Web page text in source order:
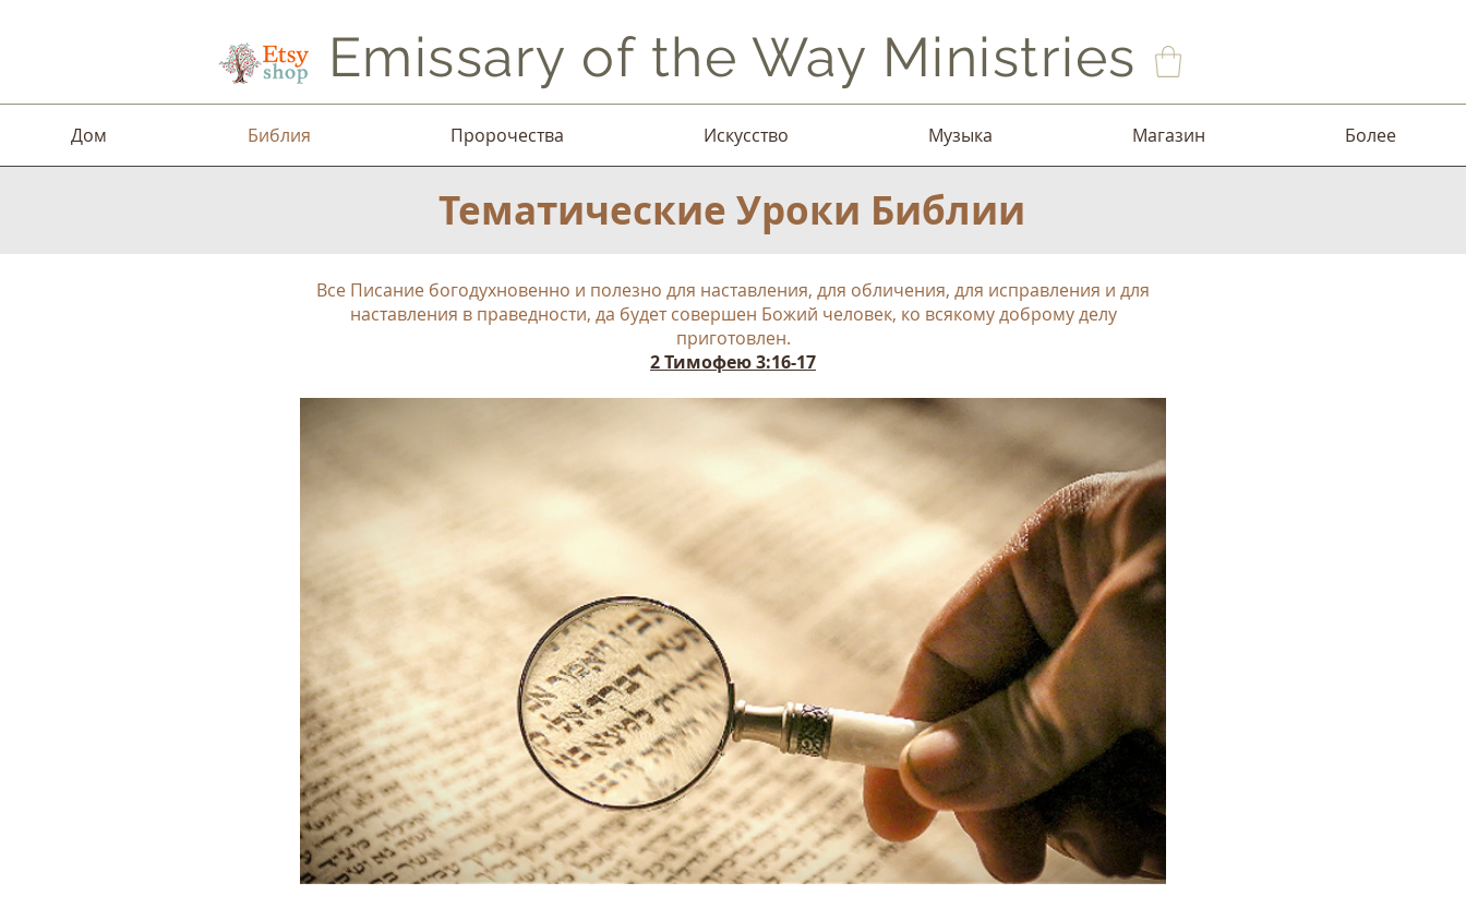
Emissary of the Way Ministries
Дом Библия Пророчества Искусство Музыка Магазин Более
Тематические Уроки Библии
Все Писание богодухновенно и полезно для наставления, для обличения, для исправления и для
наставления в праведности, да будет совершен Божий человек, ко всякому доброму делу
приготовлен.
2 Тимофею 3:16-17